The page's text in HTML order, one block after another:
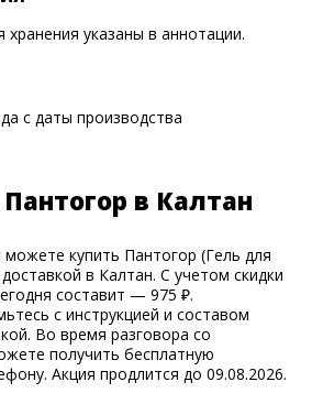
указаны в аннотации.
с даты производства
в Калтан
купить Пантогор (Гель для
в Калтан. С учетом скидки
составит — 975 ₽.
с инструкцией и составом
Во время разговора со
получить бесплатную
Акция продлится до 09.08.2026.